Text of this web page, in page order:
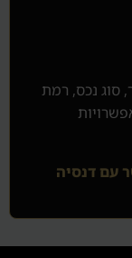
סוג נכס, רמת
עם דנסיה